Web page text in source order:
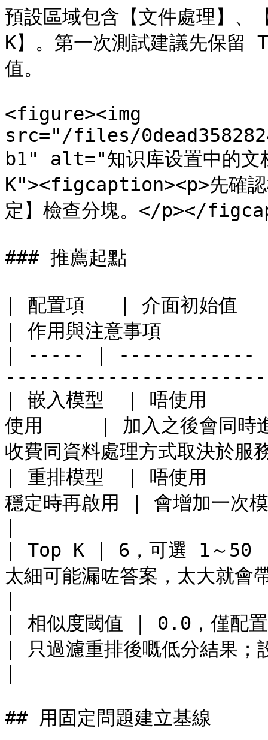
預設區域包含【文件處理】、
K】。第一次測試建議先保
值。
<figure><img
src="/files/
b1" alt="知识库设置中的文
K"><figcaption><p>先確認
定】檢查分塊。</p></
### 推薦起點
| 配置項   | 介面初始
| 作用與注意事項
| ----- |
| 嵌入模型  | 唔使用
使用     | 加入之後會同時進
收費同資料處理方式取決於
| 重排模型  | 唔使用
穩定時再啟用 | 會增加一次
| Top K | 6，可選 1
太細可能漏咗答案，太大就會
| 相似度閾值 | 0.0，僅配
| 只過濾重排後嘅低分結果；
## 用固定問題建立基線